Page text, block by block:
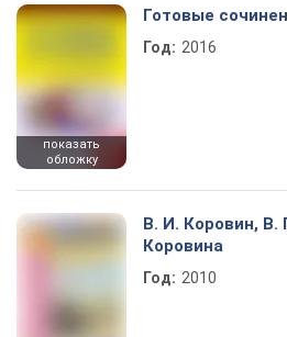
показать
обложку
Готовые
Год: 2016
В. И. Коровин, В.
Коровина
Год: 2010